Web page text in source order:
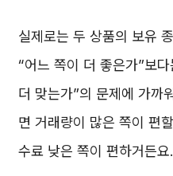
실제로는 두 상품의 보유
“어느 쪽이 더 좋은가”보
더 맞는가”의 문제에 가까
면 거래량이 많은 쪽이 편
수료 낮은 쪽이 편하거든요.